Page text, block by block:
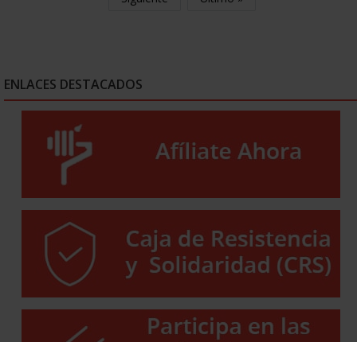
ENLACES DESTACADOS